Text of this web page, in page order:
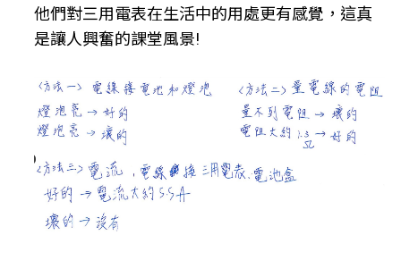
他們對三用電表在生活中的用處更有感覺，這真
是讓人興奮的課堂風景!